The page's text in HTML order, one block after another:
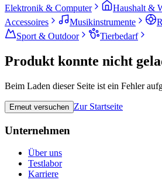
Elektronik & Computer
Haushalt &
Accessoires
Musikinstrumente
Sport & Outdoor
Tierbedarf
Produkt konnte nicht
Beim Laden dieser Seite ist ein Fehler
Erneut versuchen Zur Startseite
Unternehmen
Über uns
Testlabor
Karriere